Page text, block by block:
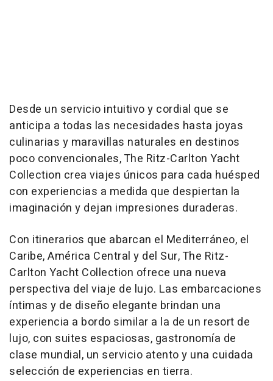
Desde un servicio intuitivo y cordial que se
anticipa a todas las necesidades hasta joyas
culinarias y maravillas naturales en destinos
poco convencionales, The Ritz-Carlton Yacht
Collection crea viajes únicos para cada huésped
con experiencias a medida que despiertan la
imaginación y dejan impresiones duraderas.
Con itinerarios que abarcan el Mediterráneo, el
Caribe, América Central y del Sur, The Ritz-
Carlton Yacht Collection ofrece una nueva
perspectiva del viaje de lujo. Las embarcaciones
íntimas y de diseño elegante brindan una
experiencia a bordo similar a la de un resort de
lujo, con suites espaciosas, gastronomía de
clase mundial, un servicio atento y una cuidada
selección de experiencias en tierra.